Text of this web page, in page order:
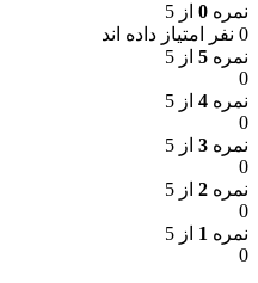
نمره 0 از 5
0 نفر امتیاز داده اند
نمره 5 از 5
0
نمره 4 از 5
0
نمره 3 از 5
0
نمره 2 از 5
0
نمره 1 از 5
0